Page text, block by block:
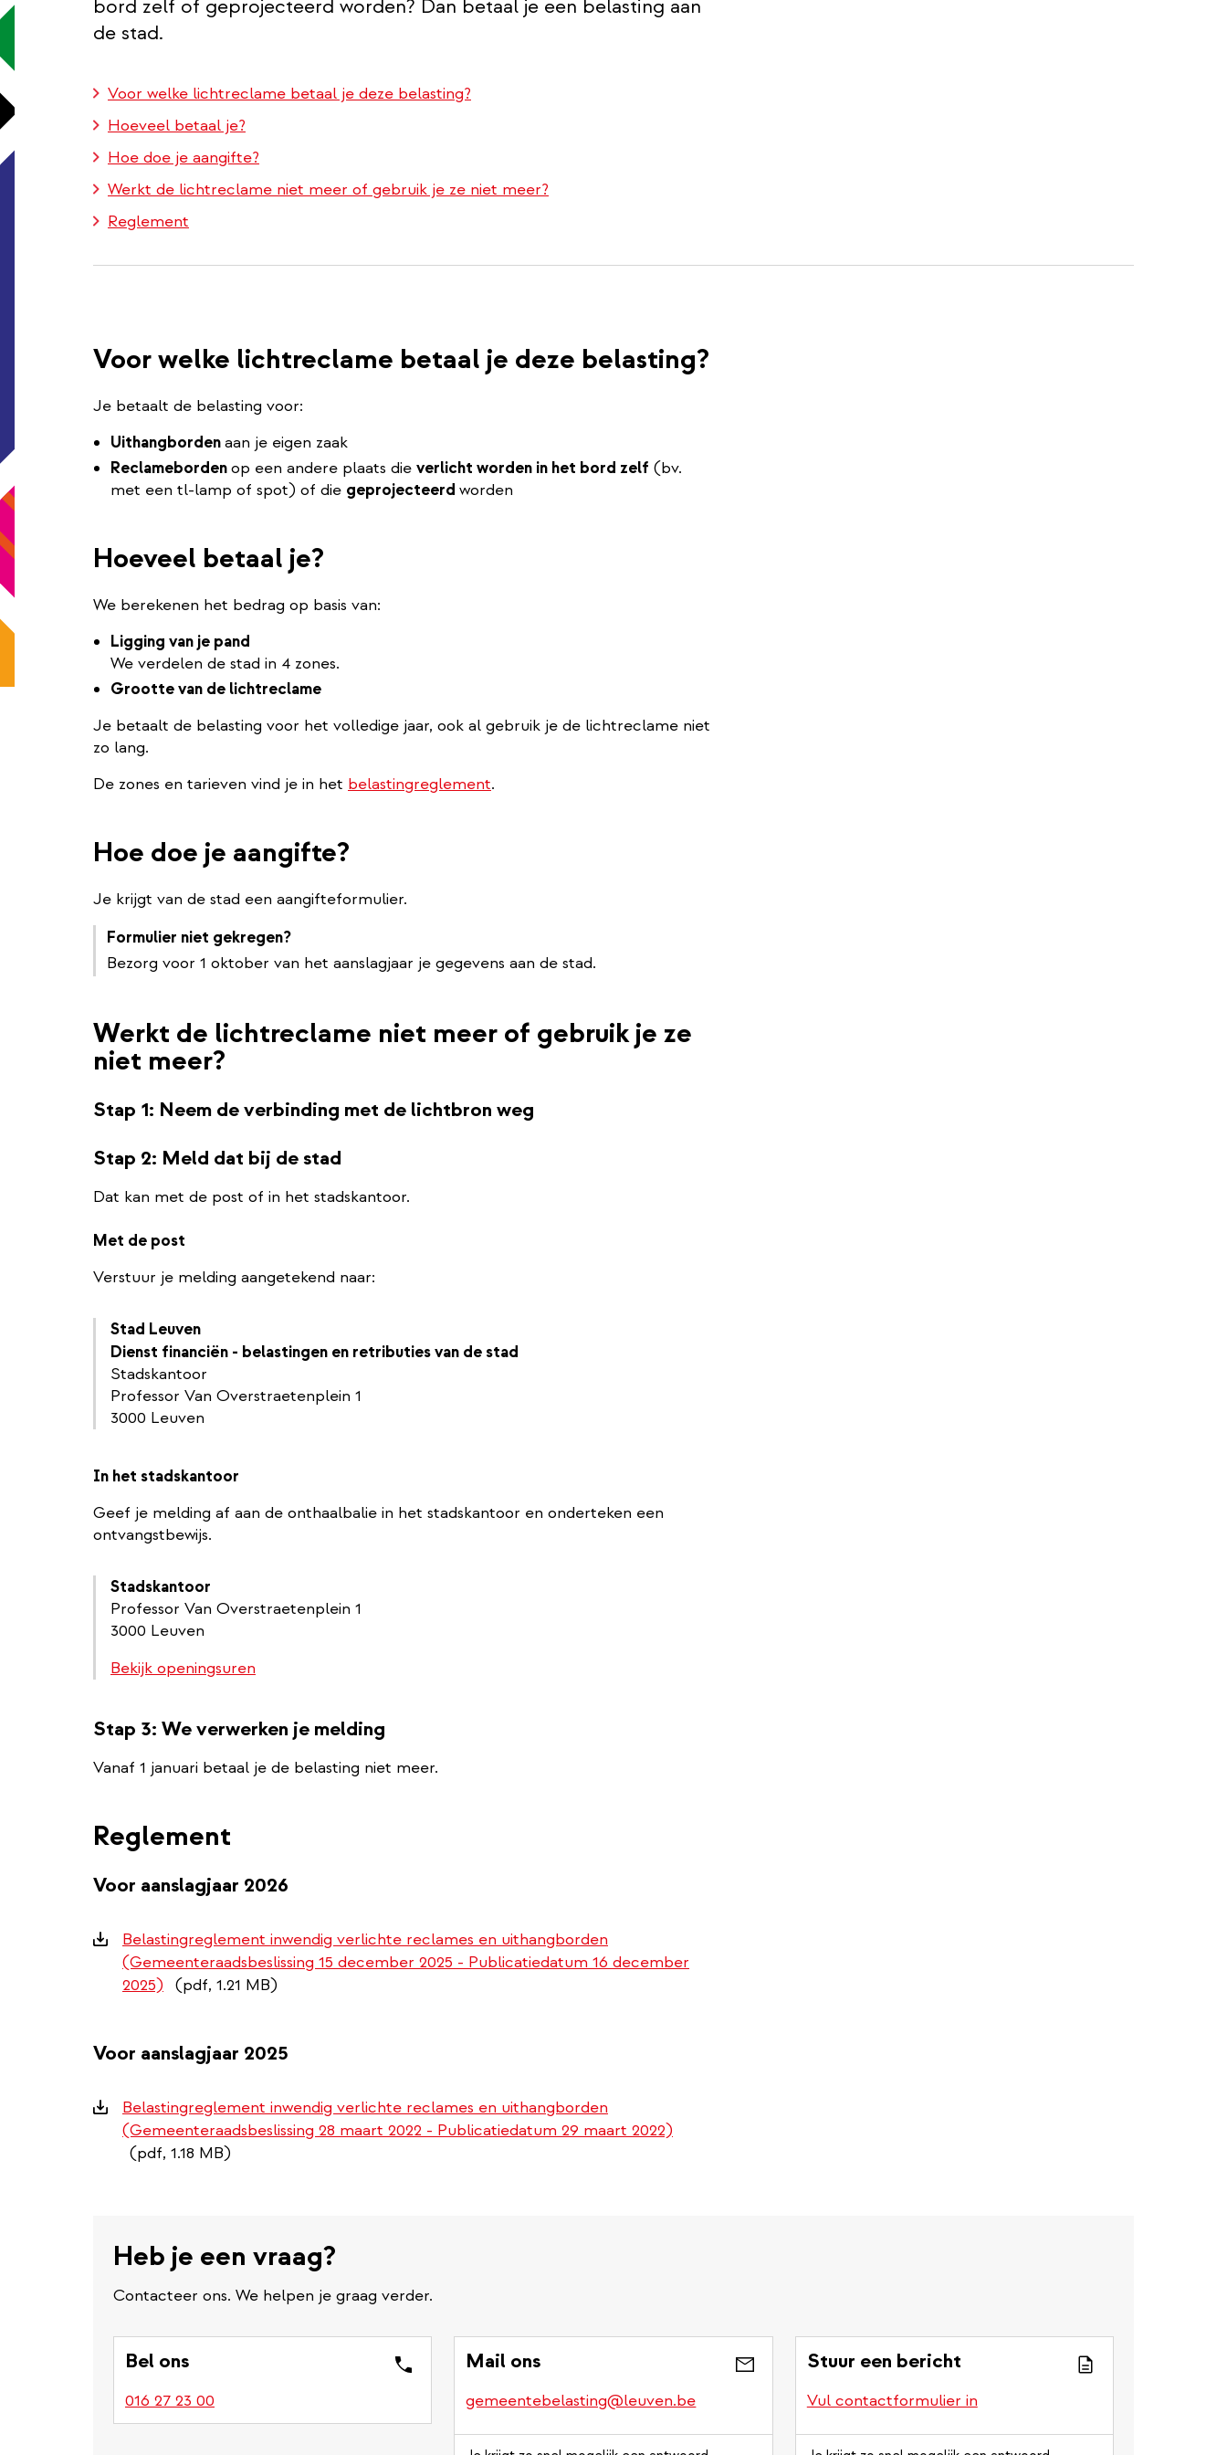
bord zelf of geprojecteerd worden? Dan betaal je een belasting aan
de stad.
Voor welke lichtreclame betaal je deze belasting?
Hoeveel betaal je?
Hoe doe je aangifte?
Werkt de lichtreclame niet meer of gebruik je ze niet meer?
Reglement
Voor welke lichtreclame betaal je deze belasting?
Je betaalt de belasting voor:
Uithangbordenaan je eigen zaak
Reclamebordenop een andere plaats die verlicht worden in het bord zelf (bv.
met een tl-lamp of spot) of die geprojecteerd worden
Hoeveel betaal je?
We berekenen het bedrag op basis van:
Ligging van je pand
We verdelen de stad in 4 zones.
Grootte van de lichtreclame ​​​​
Je betaalt de belasting voor het volledige jaar, ook al gebruik je de lichtreclame niet
zo lang.
De zones en tarieven vind je in het belastingreglement.
Hoe doe je aangifte?
Je krijgt van de stad een aangifteformulier.
Formulier niet gekregen?
Bezorg voor 1 oktober van het aanslagjaar je gegevens aan de stad.
Werkt de lichtreclame niet meer of gebruik je ze
niet meer?
Stap 1: Neem de verbinding met de lichtbron weg
Stap 2: Meld dat bij de stad
Dat kan met de post of in het stadskantoor.
Met de post
Verstuur je melding aangetekend naar:
Stad Leuven
Dienst financiën - belastingen en retributies van de stad
Stadskantoor
Professor Van Overstraetenplein 1
3000 Leuven
In het stadskantoor
Geef je melding af aan de onthaalbalie in het stadskantoor en onderteken een
ontvangstbewijs.
Stadskantoor
Professor Van Overstraetenplein 1
3000 Leuven
Bekijk openingsuren
Stap 3: We verwerken je melding
Vanaf 1 januari betaal je de belasting niet meer.
Reglement
Voor aanslagjaar 2026
Downloads
Belastingreglement inwendig verlichte reclames en uithangborden
(Gemeenteraadsbeslissing 15 december 2025 - Publicatiedatum 16 december
2025)
(pdf, 1.21 MB)
Voor aanslagjaar 2025
Downloads
Belastingreglement inwendig verlichte reclames en uithangborden
(Gemeenteraadsbeslissing 28 maart 2022 - Publicatiedatum 29 maart 2022)
(pdf, 1.18 MB)
Heb je een vraag?
Contacteer ons. We helpen je graag verder.
Bel ons
016 27 23 00
Mail ons
gemeentebelasting@leuven.be
Stuur een bericht
Vul contactformulier in